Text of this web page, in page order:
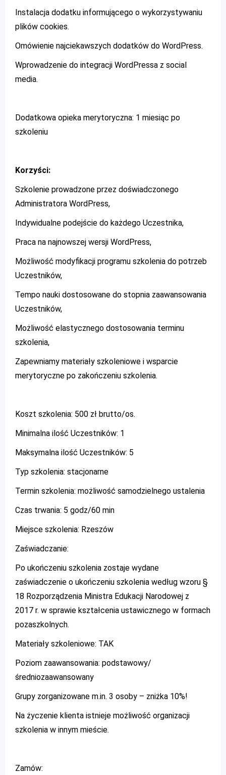
Instalacja dodatku informującego o wykorzystywaniu
plików cookies.
Omówienie najciekawszych dodatków do WordPress.
Wprowadzenie do integracji WordPressa z social
media.
Dodatkowa opieka merytoryczna: 1 miesiąc po
szkoleniu
Korzyści:
Szkolenie prowadzone przez doświadczonego
Administratora WordPress,
Indywidualne podejście do każdego Uczestnika,
Praca na najnowszej wersji WordPress,
Możliwość modyfikacji programu szkolenia do potrzeb
Uczestników,
Tempo nauki dostosowane do stopnia zaawansowania
Uczestników,
Możliwość elastycznego dostosowania terminu
szkolenia,
Zapewniamy materiały szkoleniowe i wsparcie
merytoryczne po zakończeniu szkolenia.
Koszt szkolenia: 500 zł brutto/os.
Minimalna ilość Uczestników: 1
Maksymalna ilość Uczestników: 5
Typ szkolenia: stacjonarne
Termin szkolenia: możliwość samodzielnego ustalenia
Czas trwania: 5 godz/60 min
Miejsce szkolenia: Rzeszów
Zaświadczanie:
Po ukończeniu szkolenia zostaje wydane
zaświadczenie o ukończeniu szkolenia według wzoru §
18 Rozporządzenia Ministra Edukacji Narodowej z
2017 r. w sprawie kształcenia ustawicznego w formach
pozaszkolnych.
Materiały szkoleniowe: TAK
Poziom zaawansowania: podstawowy/
średniozaawansowany
Grupy zorganizowane m.in. 3 osoby – zniżka 10%!
Na życzenie klienta istnieje możliwość organizacji
szkolenia w innym mieście.
Zamów: